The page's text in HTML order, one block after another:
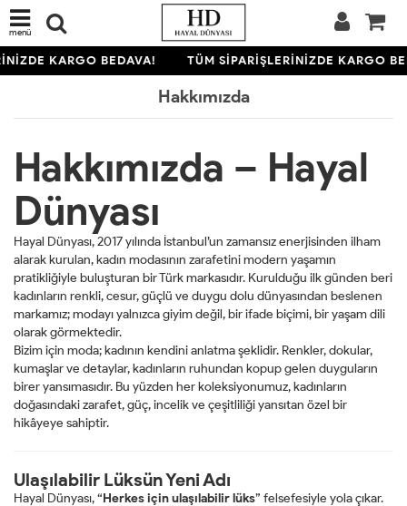
menü
KARGO BEDAVA! TÜM SİPARİŞLERİNİZDE KARGO
Hakkımızda
Hakkımızda – Hayal
Dünyası
Hayal Dünyası, 2017 yılında İstanbul’un zamansız enerjisinden ilham
alarak kurulan, kadın modasının zarafetini modern yaşamın
pratikliğiyle buluşturan bir Türk markasıdır. Kurulduğu ilk günden beri
kadınların renkli, cesur, güçlü ve duygu dolu dünyasından beslenen
markamız; modayı yalnızca giyim değil, bir ifade biçimi, bir yaşam dili
olarak görmektedir.
Bizim için moda; kadının kendini anlatma şeklidir. Renkler, dokular,
kumaşlar ve detaylar, kadınların ruhundan kopup gelen duyguların
birer yansımasıdır. Bu yüzden her koleksiyonumuz, kadınların
doğasındaki zarafet, güç, incelik ve çeşitliliği yansıtan özel bir
hikâyeye sahiptir.
Ulaşılabilir Lüksün Yeni Adı
Hayal Dünyası, “Herkes için ulaşılabilir lüks” felsefesiyle yola çıkar.